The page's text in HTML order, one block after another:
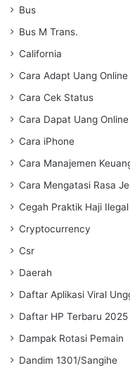
Bus
Bus M Trans.
California
Cara Adapt Uang Online
Cara Cek Status
Cara Dapat Uang Online
Cara iPhone
Cara Manajemen
Cara Mengatasi Rasa
Cegah Praktik Haji
Cryptocurrency
Csr
Daerah
Daftar Aplikasi Viral
Daftar HP Terbaru 2025
Dampak Rotasi Pemain
Dandim 1301/Sangihe